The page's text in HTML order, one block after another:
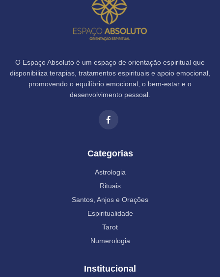
O Espaço Absoluto é um espaço de orientação espiritual que
disponibiliza terapias, tratamentos espirituais e apoio emocional,
promovendo o equilíbrio emocional, o bem-estar e o
desenvolvimento pessoal.
Categorias
Astrologia
Rituais
Santos, Anjos e Orações
Espiritualidade
Tarot
Numerologia
Institucional